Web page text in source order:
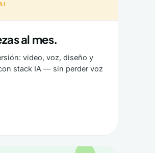
al mes.
video, voz, diseño y
stack IA — sin perder voz